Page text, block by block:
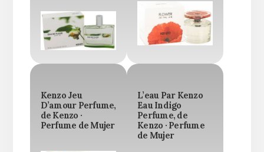
Kenzo Jeu
D’amour Perfume,
de Kenzo ·
Perfume de Mujer
L’eau Par Kenzo
Eau Indigo
Perfume, de
Kenzo · Perfume
de Mujer